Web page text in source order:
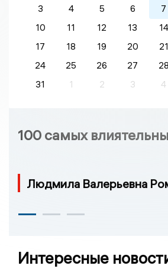
3
4 5 6 7
10
11 12 13 14
17
18 19 20 21
24
25 26 27 28
31
1 2 3 4
100 самых
Людмила Валерьевна
Интересные